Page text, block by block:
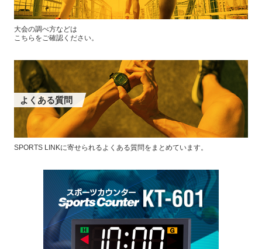
大会の調べ方などは
こちらをご確認ください。
よくある質問
SPORTS LINKに寄せられるよくある質問をまとめています。